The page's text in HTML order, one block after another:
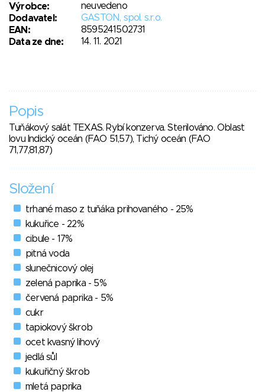
Výrobce:
neuvedeno
Dodavatel:
GASTON, spol. s.r.o.
EAN:
8595241502731
Data ze dne:
14. 11. 2021
Popis
Tuňákový salát TEXAS. Rybí konzerva. Sterilováno. Oblast
lovu Indický oceán (FAO 51,57), Tichý oceán (FAO
71,77,81,87)
Složení
trhané maso z tuňáka prihovaného - 25%
kukuřice - 22%
cibule - 17%
pitná voda
slunečnicový olej
zelená paprika - 5%
červená paprika - 5%
cukr
tapiokový škrob
ocet kvasný lihový
jedlá sůl
kukuřičný škrob
mletá paprika